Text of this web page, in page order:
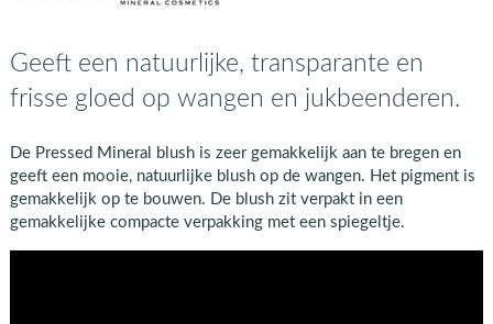
Geeft een natuurlijke, transparante en
frisse gloed op wangen en jukbeenderen.
De Pressed Mineral blush is zeer gemakkelijk aan te bregen en
geeft een mooie, natuurlijke blush op de wangen. Het pigment is
gemakkelijk op te bouwen. De blush zit verpakt in een
gemakkelijke compacte verpakking met een spiegeltje.